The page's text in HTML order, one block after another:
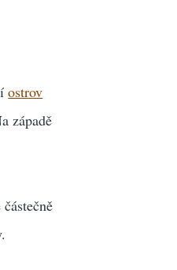
ostrov
západě